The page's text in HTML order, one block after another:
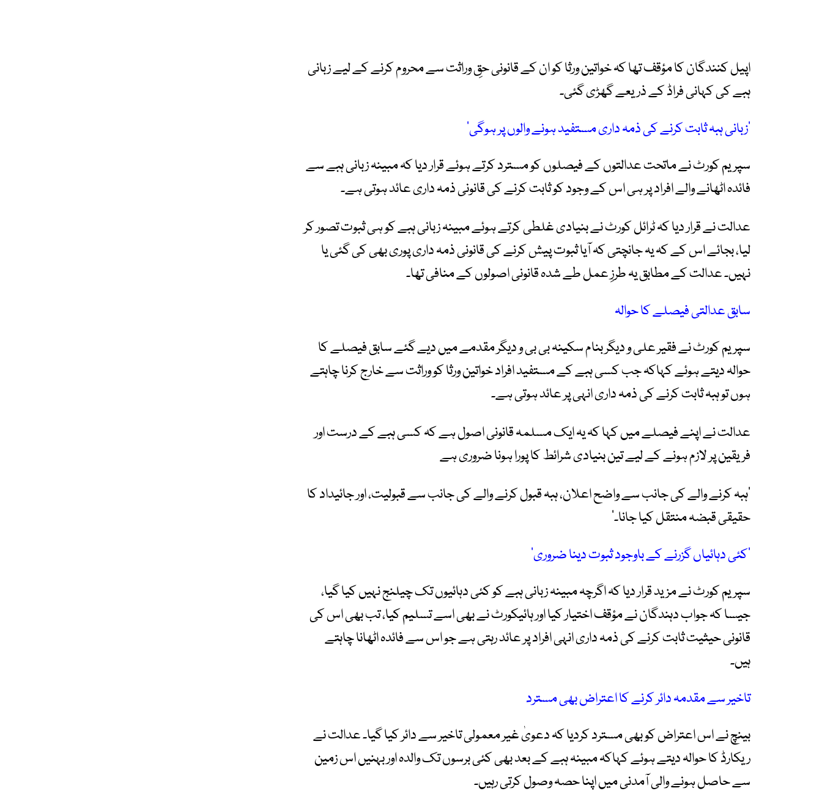
اپیل کنندگان کا مؤقف تھا کہ خواتین ورثا کو ان کے قانونی حقِ وراثت سے محروم کرنے کے لیے زبانی
ہبے کی کہانی فراڈ کے ذریعے گھڑی گئی۔
’زبانی ہبہ ثابت کرنے کی ذمہ داری مستفید ہونے والوں پر ہوگی‘
سپریم کورٹ نے ماتحت عدالتوں کے فیصلوں کو مسترد کرتے ہوئے قرار دیا کہ مبینہ زبانی ہبے سے
فائدہ اٹھانے والے افراد پر ہی اس کے وجود کو ثابت کرنے کی قانونی ذمہ داری عائد ہوتی ہے۔
عدالت نے قرار دیا کہ ٹرائل کورٹ نے بنیادی غلطی کرتے ہوئے مبینہ زبانی ہبے کو ہی ثبوت تصور کر
لیا، بجائے اس کے کہ یہ جانچتی کہ آیا ثبوت پیش کرنے کی قانونی ذمہ داری پوری بھی کی گئی یا
نہیں۔ عدالت کے مطابق یہ طرزِ عمل طے شدہ قانونی اصولوں کے منافی تھا۔
سابق عدالتی فیصلے کا حوالہ
سپریم کورٹ نے فقیر علی و دیگر بنام سکینہ بی بی و دیگر مقدمے میں دیے گئے سابق فیصلے کا
حوالہ دیتے ہوئے کہاکہ جب کسی ہبے کے مستفید افراد خواتین ورثا کو وراثت سے خارج کرنا چاہتے
ہوں تو ہبہ ثابت کرنے کی ذمہ داری انہی پر عائد ہوتی ہے۔
عدالت نے اپنے فیصلے میں کہا کہ یہ ایک مسلمہ قانونی اصول ہے کہ کسی ہبے کے درست اور
فریقین پر لازم ہونے کے لیے تین بنیادی شرائط کا پورا ہونا ضروری ہے
’ہبہ کرنے والے کی جانب سے واضح اعلان، ہبہ قبول کرنے والے کی جانب سے قبولیت، اور جائیداد کا
حقیقی قبضہ منتقل کیا جانا۔‘
’کئی دہائیاں گزرنے کے باوجود ثبوت دینا ضروری‘
سپریم کورٹ نے مزید قرار دیا کہ اگرچہ مبینہ زبانی ہبے کو کئی دہائیوں تک چیلنج نہیں کیا گیا،
جیسا کہ جواب دہندگان نے مؤقف اختیار کیا اور ہائیکورٹ نے بھی اسے تسلیم کیا، تب بھی اس کی
قانونی حیثیت ثابت کرنے کی ذمہ داری انہی افراد پر عائد رہتی ہے جو اس سے فائدہ اٹھانا چاہتے
ہیں۔
تاخیر سے مقدمہ دائر کرنے کا اعتراض بھی مسترد
بینچ نے اس اعتراض کو بھی مسترد کردیا کہ دعویٰ غیر معمولی تاخیر سے دائر کیا گیا۔ عدالت نے
ریکارڈ کا حوالہ دیتے ہوئے کہاکہ مبینہ ہبے کے بعد بھی کئی برسوں تک والدہ اور بہنیں اس زمین
سے حاصل ہونے والی آمدنی میں اپنا حصہ وصول کرتی رہیں۔